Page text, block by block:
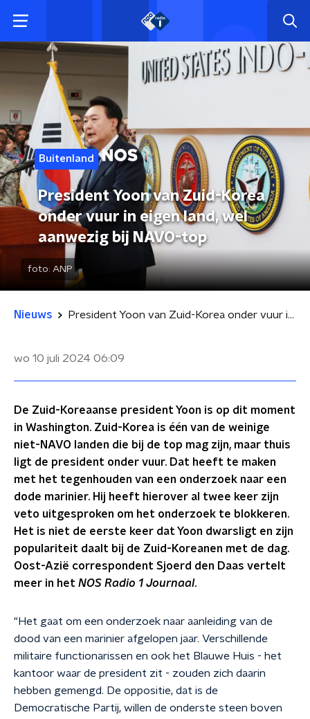
Buitenland
President Yoon van Zuid-Korea
onder vuur in eigen land, wel
aanwezig bij NAVO-top
foto: ANP
Nieuws President Yoon van Zuid-Korea onder vuur in eigen land, wel aanwezig bij NAVO-top
wo 10 juli 2024 06:09
De Zuid-Koreaanse president Yoon is op dit moment
in Washington. Zuid-Korea is één van de weinige
niet-NAVO landen die bij de top mag zijn, maar thuis
ligt de president onder vuur. Dat heeft te maken
met het tegenhouden van een onderzoek naar een
dode marinier. Hij heeft hierover al twee keer zijn
veto uitgesproken om het onderzoek te blokkeren.
Het is niet de eerste keer dat Yoon dwarsligt en zijn
populariteit daalt bij de Zuid-Koreanen met de dag.
Oost-Azië correspondent Sjoerd den Daas vertelt
meer in het NOS Radio 1 Journaal.
"Het gaat om een onderzoek naar aanleiding van de
dood van een marinier afgelopen jaar. Verschillende
militaire functionarissen en ook het Blauwe Huis - het
kantoor waar de president zit - zouden zich daarin
hebben gemengd. De oppositie, dat is de
Democratische Partij, willen de onderste steen boven